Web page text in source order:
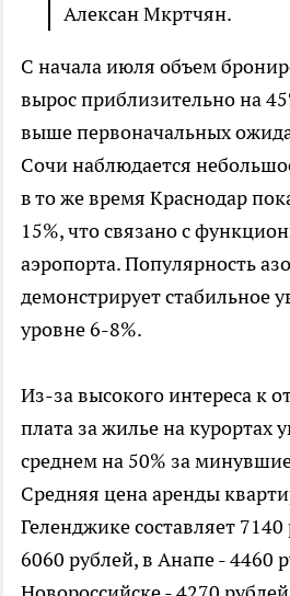
Алексан Мкртчян.
С начала июля объем
вырос приблизительно на
выше первоначальных
Сочи наблюдается
в то же время Краснодар
15%, что связано с
аэропорта. Популярность
демонстрирует стабильное
уровне 6-8%.
Из-за высокого интереса к
плата за жилье на курортах
среднем на 50% за
Средняя цена аренды
Геленджике составляет
6060 рублей, в Анапе - 4460